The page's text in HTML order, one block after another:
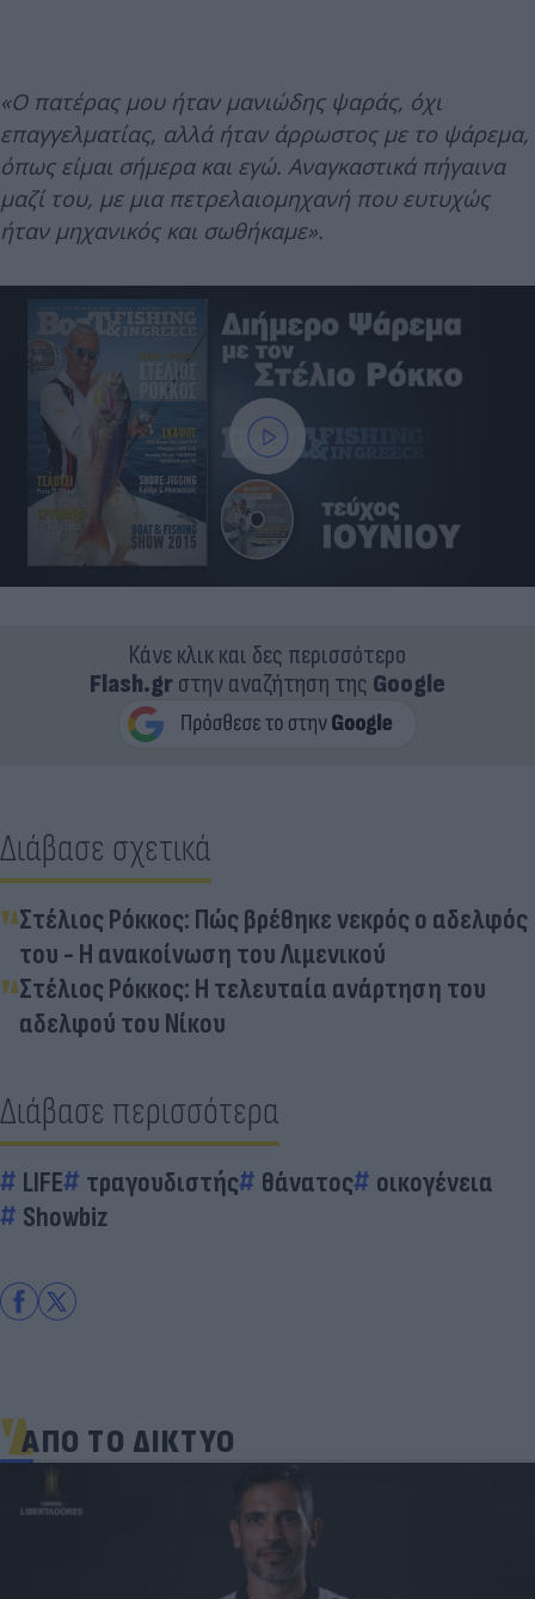
«Ο πατέρας μου ήταν μανιώδης ψαράς, όχι
επαγγελματίας, αλλά ήταν άρρωστος με το ψάρεμα,
όπως είμαι σήμερα και εγώ. Αναγκαστικά πήγαινα
μαζί του, με μια πετρελαιομηχανή που ευτυχώς
ήταν μηχανικός και σωθήκαμε».
Κάνε κλικ και δες περισσότερο
Flash.grστην αναζήτηση της Google
Διάβασε σχετικά
Στέλιος Ρόκκος: Πώς βρέθηκε νεκρός ο αδελφός
του - Η ανακοίνωση του Λιμενικού
Στέλιος Ρόκκος: Η τελευταία ανάρτηση του
αδελφού του Νίκου
Διάβασε περισσότερα
LIFE τραγουδιστής θάνατος
οικογένεια
Showbiz
ΑΠΟ ΤΟ ΔΙΚΤΥΟ